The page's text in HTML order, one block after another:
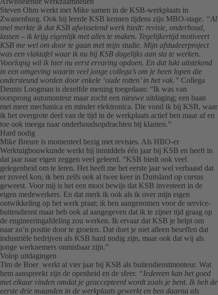
Steven Ohm werkt met Mike samen in de KSB-werkplaats in
Zwanenburg. Ook hij leerde KSB kennen tijdens zijn MBO-stage. “Al
snel merkte ik dat KSB afwisselend werk biedt: revisie, onderhoud,
lassen – ik krijg eigenlijk met alles te maken. Tegelijkertijd motiveert
KSB me wel om door te gaan met mijn studie. Mijn afstudeerproject
was een vlaktafel waar ik nu bij KSB dagelijks aan sta te werken.
Voorlopig wil ik hier nu eerst ervaring opdoen. En dat lukt uitstekend
in een omgeving waarin veel jonge collega’s om je heen lopen die
ondersteund worden door enkele ‘oude rotten’ in het vak.” Collega
Dennis Loogman is dezelfde mening toegedaan: “Ik was van
oorsprong automonteur maar zocht een nieuwe uitdaging; een baan
met meer mechanica en minder elektronica. Die vond ik bij KSB, waar
ik het overgrote deel van de tijd in de werkplaats actief ben maar af en
toe ook meega naar onderhoudsopdrachten bij klanten.”
Hard nodig
Mike Breure is momenteel bezig met revisies. Als HBO-er
Werktuigbouwkunde werkt hij inmiddels één jaar bij KSB en heeft in
dat jaar naar eigen zeggen veel geleerd. “KSB biedt ook veel
gelegenheid om te leren. Het heeft me het eerste jaar wel verbaasd dat
er zoveel kon; ik ben zelfs ook al twee keer in Duitsland op cursus
geweest. Voor mij is het een mooi bewijs dat KSB investeert in de
eigen medewerkers. En dat merk ik ook als ik over mijn eigen
ontwikkeling op het werk praat; ik ben aangenomen voor de service-
buitendienst maar heb ook al aangegeven dat ik te zijner tijd graag op
de engineeringafdeling zou werken. Ik ervaar dat KSB je helpt om
naar zo’n positie door te groeien. Dat doet je niet alleen beseffen dat
industriële bedrijven als KSB hard nodig zijn, maar ook dat wij als
jonge werknemers onmisbaar zijn.”
Volop uitdagingen
Tim de Boer werkt al vier jaar bij KSB als buitendienstmonteur. Wat
hem aanspreekt zijn de openheid en de sfeer. “Iedereen kan het goed
met elkaar vinden omdat je geaccepteerd wordt zoals je bent. Ik heb de
eerste drie maanden in de werkplaats gewerkt en ben daarna als